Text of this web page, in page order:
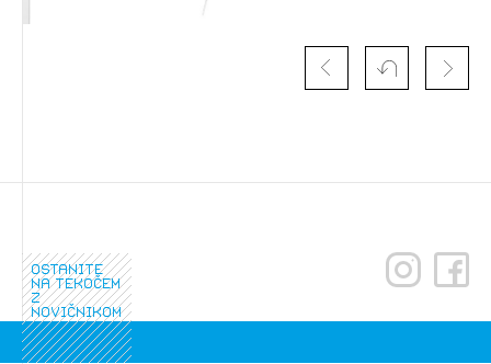
dostopate, se je potrebno prijaviti.
ostanite
na tekočem
z
novičnikom